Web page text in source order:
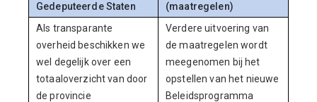
Gedeputeerde Staten
(maatregelen)
Als transparante
overheid beschikken we
wel degelijk over een
totaaloverzicht van door
de provincie
Verdere uitvoering van
de maatregelen wordt
meegenomen bij het
opstellen van het nieuwe
Beleidsprogramma